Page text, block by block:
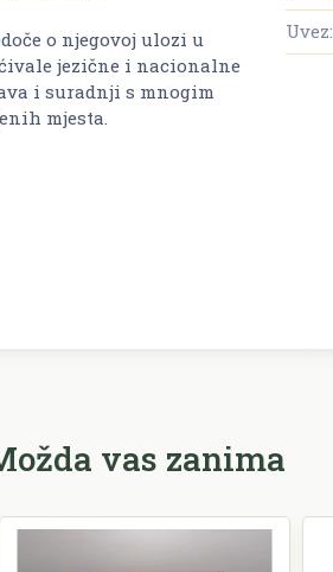
o njegovoj ulozi u
jezične i nacionalne
i suradnji s mnogim
mjesta.
Uvez:
vas zanima